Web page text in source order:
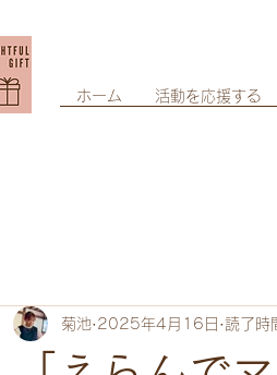
ホーム 活動を応援する
菊池 2025年4月16日 読了時